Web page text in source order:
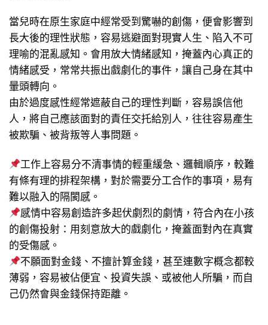
當兒時在原生家庭中經常受到驚嚇的創傷，便會影響到
長大後的理性狀態，容易逃避面對現實人生、陷入不可
理喻的混亂感知。會用放大情緒感知，掩蓋內心真正的
情緒感受，常常共振出戲劇化的事件，讓自己身在其中
暈頭轉向。
由於過度感性經常遮蔽自己的理性判斷，容易誤信他
人，將自己應該面對的責任交托給別人，往往容易產生
被欺騙、被背叛等人事問題。
工作上容易分不清事情的輕重緩急、邏輯順序，較難
有條有理的排程架構，對於需要分工合作的事項，易有
難以融入的隔閡感。
感情中容易創造許多起伏劇烈的劇情，符合內在小孩
的創傷投射：用刻意放大的戲劇化，掩蓋面對內在真實
的受傷感。
不願面對金錢、不擅計算金錢，甚至連數字概念都較
薄弱，容易被佔便宜、投資失誤、或被他人所騙，而自
己仍然會與金錢保持距離。